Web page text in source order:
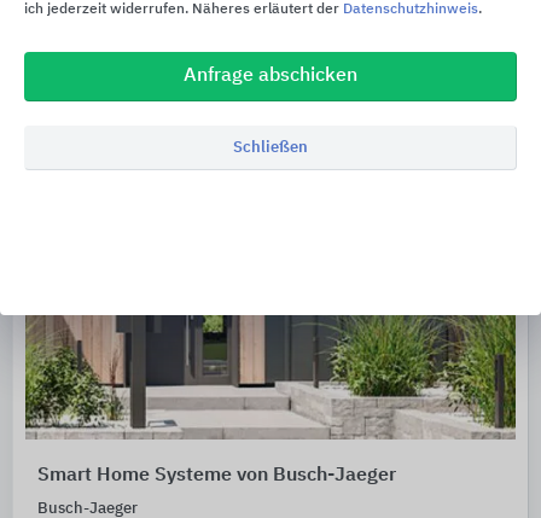
Smart Home Systeme von Busch-Jaeger
Busch-Jaeger
ich jederzeit widerrufen. Näheres erläutert der Datenschutzhinweis.
Anfrage abschicken
Schließen